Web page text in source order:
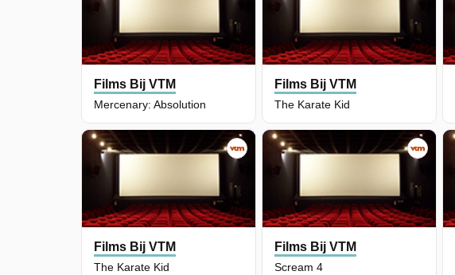
Films Bij VTM
Mercenary: Absolution
Films Bij VTM
The Karate Kid
Films Bij VTM
The Karate Kid
Films Bij VTM
Scream 4